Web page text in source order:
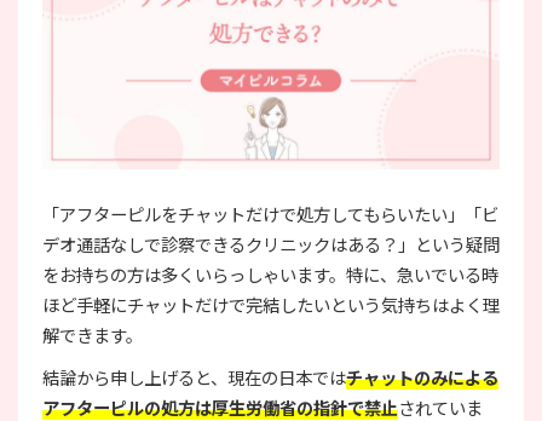
「アフターピルをチャットだけで処方してもらいたい」「ビ
デオ通話なしで診察できるクリニックはある？」という疑問
をお持ちの方は多くいらっしゃいます。特に、急いでいる時
ほど手軽にチャットだけで完結したいという気持ちはよく理
解できます。
結論から申し上げると、現在の日本ではチャットのみによる
アフターピルの処方は厚生労働省の指針で禁止されていま